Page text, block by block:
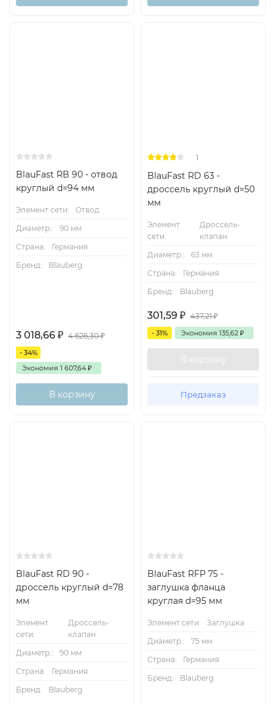
BlauFast RB 90 - отвод
круглый d=94 мм
Элемент сети:
Отвод
Диаметр.:
90 мм
Страна:
Германия
Бренд:
Blauberg
3 018,66 ₽ 4 626,30₽
- 34%
Экономия 1 607,64 ₽
В корзину
1
BlauFast RD 63 -
дроссель круглый d=50
мм
Элемент
сети:
Дроссель-
клапан
Диаметр.:
63 мм
Страна:
Германия
Бренд:
Blauberg
301,59 ₽ 437,21₽
- 31% Экономия 135,62 ₽
В корзину
Предзаказ
BlauFast RD 90 -
дроссель круглый d=78
мм
Элемент
сети:
Дроссель-
клапан
Диаметр.:
90 мм
Страна:
Германия
Бренд:
Blauberg
BlauFast RFP 75 -
заглушка фланца
круглая d=95 мм
Элемент сети:
Заглушка
Диаметр.:
75 мм
Страна:
Германия
Бренд:
Blauberg